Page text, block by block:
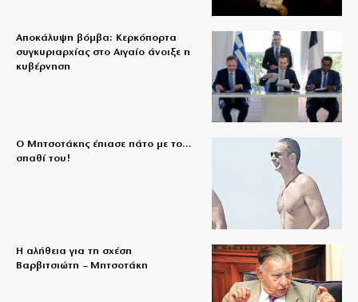
Αποκάλυψη βόμβα: Κερκόπορτα
συγκυριαρχίας στο Αιγαίο άνοιξε η
κυβέρνηση
Ο Μητσοτάκης έπιασε πάτο με το…
σπαθί του!
Η αλήθεια για τη σχέση
Βαρβιτσιώτη – Μητσοτάκη